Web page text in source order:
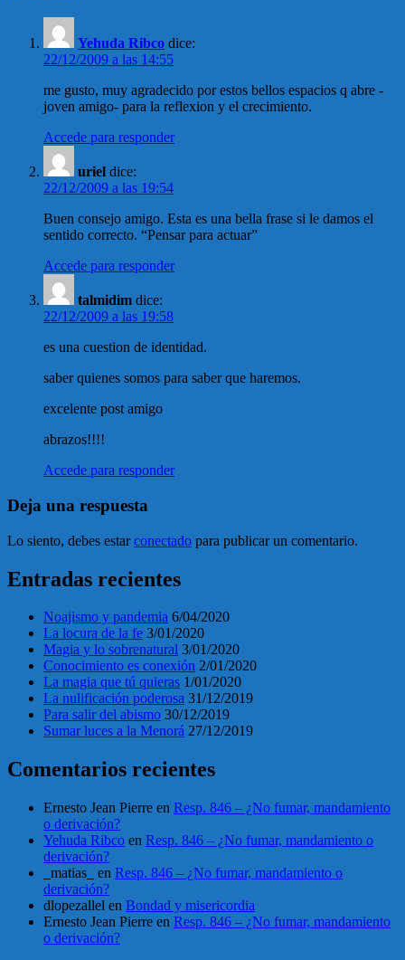
Yehuda Ribco dice:
22/12/2009 a las 14:55
me gusto, muy agradecido por estos bellos espacios q abre -
joven amigo- para la reflexion y el crecimiento.
Accede para responder
uriel dice:
22/12/2009 a las 19:54
Buen consejo amigo. Esta es una bella frase si le damos el
sentido correcto. “Pensar para actuar”
Accede para responder
talmidim dice:
22/12/2009 a las 19:58
es una cuestion de identidad.
saber quienes somos para saber que haremos.
excelente post amigo
abrazos!!!!
Accede para responder
Deja una respuesta
Lo siento, debes estarconectado para publicar un comentario.
Entradas recientes
Noajismo y pandemia 6/04/2020
La locura de la fe 3/01/2020
Magia y lo sobrenatural 3/01/2020
Conocimiento es conexión 2/01/2020
La magia que tú quieras 1/01/2020
La nulificación poderosa 31/12/2019
Para salir del abismo 30/12/2019
Sumar luces a la Menorá 27/12/2019
Comentarios recientes
Ernesto Jean Pierre en Resp. 846 – ¿No fumar, mandamiento
o derivación?
Yehuda Ribco en Resp. 846 – ¿No fumar, mandamiento o
derivación?
_matias_
en Resp. 846 – ¿No fumar, mandamiento o
derivación?
dlopezallel en Bondad y misericordia
Ernesto Jean Pierre en Resp. 846 – ¿No fumar, mandamiento
o derivación?